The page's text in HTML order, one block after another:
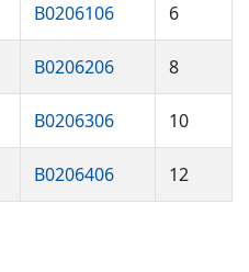
B0206106 6
B0206206 8
B0206306 10
B0206406 12